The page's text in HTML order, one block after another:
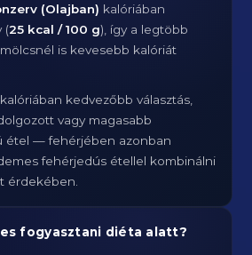
(Olajban) kalóriában
(25 kcal / 100 g), így a legtöbb
is kevesebb kalóriát
kedvezőbb választás,
vagy magasabb
étel — fehérjében azonban
fehérjedús étellel kombinálni
érdekében.
fogyasztani diéta alatt?